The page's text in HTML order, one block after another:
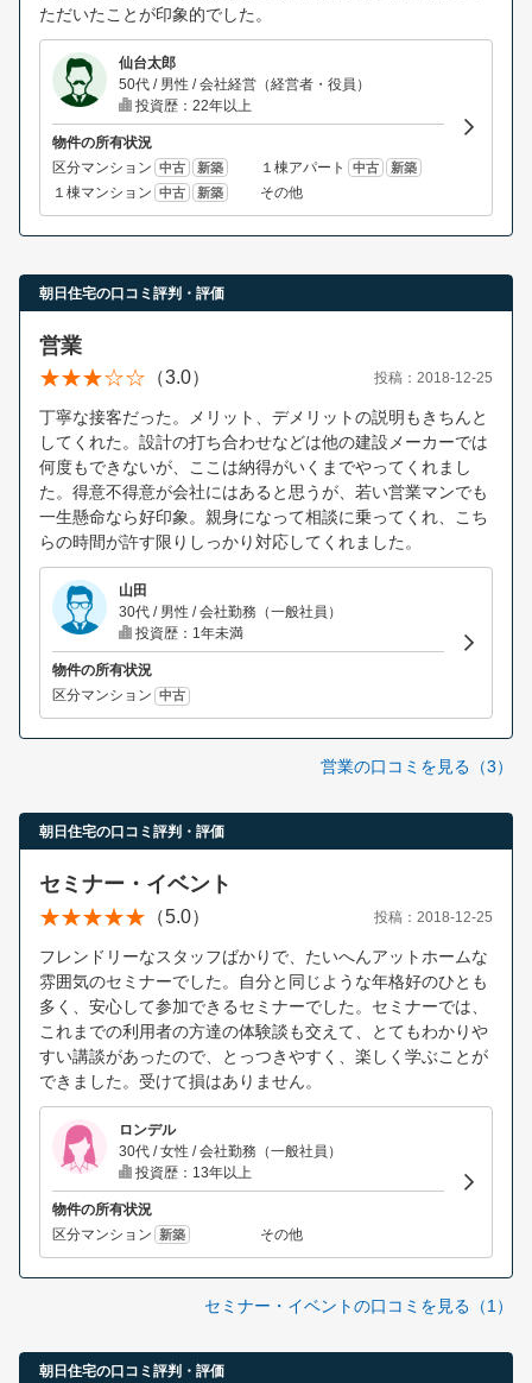
ただいたことが印象的でした。
仙台太郎
50代 / 男性 / 会社経営（経営者・役員）
投資歴：22年以上
物件の所有状況
区分マンション 中古 新築 １棟アパート 中古 新築
１棟マンション 中古 新築 その他
朝日住宅の口コミ評判・評価
営業
（3.0） 投稿：2018-12-25
丁寧な接客だった。メリット、デメリットの説明もきちんと
してくれた。設計の打ち合わせなどは他の建設メーカーでは
何度もできないが、ここは納得がいくまでやってくれまし
た。得意不得意が会社にはあると思うが、若い営業マンでも
一生懸命なら好印象。親身になって相談に乗ってくれ、こち
らの時間が許す限りしっかり対応してくれました。
山田
30代 / 男性 / 会社勤務（一般社員）
投資歴：1年未満
物件の所有状況
区分マンション 中古
営業の口コミを見る（3）
朝日住宅の口コミ評判・評価
セミナー・イベント
（5.0） 投稿：2018-12-25
フレンドリーなスタッフばかりで、たいへんアットホームな
雰囲気のセミナーでした。自分と同じような年格好のひとも
多く、安心して参加できるセミナーでした。セミナーでは、
これまでの利用者の方達の体験談も交えて、とてもわかりや
すい講談があったので、とっつきやすく、楽しく学ぶことが
できました。受けて損はありません。
ロンデル
30代 / 女性 / 会社勤務（一般社員）
投資歴：13年以上
物件の所有状況
区分マンション 新築 その他
セミナー・イベントの口コミを見る（1）
朝日住宅の口コミ評判・評価